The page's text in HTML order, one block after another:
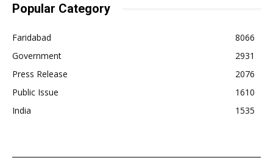
Popular Category
Faridabad
8066
Government
2931
Press Release
2076
Public Issue
1610
India
1535